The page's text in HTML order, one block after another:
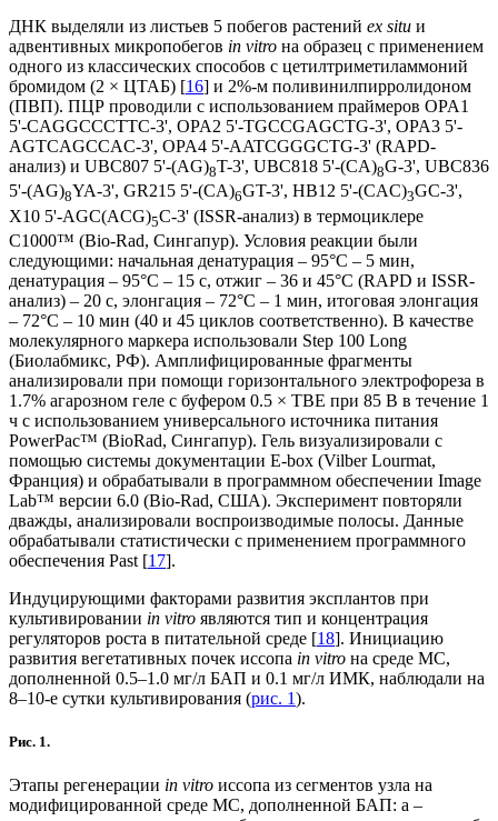
ДНК выделяли из листьев 5 побегов растений ex situ и
адвентивных микропобегов in vitro на образец с применением
одного из классических способов с цетилтриметиламмоний
бромидом (2 × ЦТАБ) [16] и 2%-м поливинилпирролидоном
(ПВП). ПЦР проводили с использованием праймеров OPA1
5'-CAGGCCCTTC-3', OPA2 5'-TGCCGAGCTG-3', OPA3 5'-
AGTCAGCCAC-3', OPA4 5'-AATCGGGCTG-3' (RAPD-
анализ) и UBC807 5'-(AG)8T-3', UBC818 5'-(CA)8G-3', UBC836
5'-(AG)8YA-3', GR215 5'-(CA)6GT-3', HB12 5'-(CAC)3GC-3',
X10 5'-AGC(ACG)5C-3' (ISSR-анализ) в термоциклере
C1000™ (Bio-Rad, Сингапур). Условия реакции были
следующими: начальная денатурация – 95°C – 5 мин,
денатурация – 95°C – 15 с, отжиг – 36 и 45°C (RAPD и ISSR-
анализ) – 20 с, элонгация – 72°C – 1 мин, итоговая элонгация
– 72°C – 10 мин (40 и 45 циклов соответственно). В качестве
молекулярного маркера использовали Step 100 Long
(Биолабмикс, РФ). Амплифицированные фрагменты
анализировали при помощи горизонтального электрофореза в
1.7% агарозном геле с буфером 0.5 × TBE при 85 В в течение 1
ч с использованием универсального источника питания
PowerPac™ (BioRad, Сингапур). Гель визуализировали с
помощью системы документации E-box (Vilber Lourmat,
Франция) и обрабатывали в программном обеспечении Image
Lab™ версии 6.0 (Bio-Rad, США). Эксперимент повторяли
дважды, анализировали воспроизводимые полосы. Данные
обрабатывали статистически с применением программного
обеспечения Past [17].
Индуцирующими факторами развития эксплантов при
культивировании in vitro являются тип и концентрация
регуляторов роста в питательной среде [18]. Инициацию
развития вегетативных почек иссопа in vitro на среде МС,
дополненной 0.5–1.0 мг/л БАП и 0.1 мг/л ИМК, наблюдали на
8–10-е сутки культивирования (рис. 1).
Рис. 1.
Этапы регенерации in vitro иссопа из сегментов узла на
модифицированной среде МС, дополненной БАП: a –